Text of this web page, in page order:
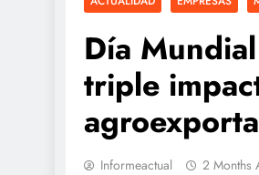
Día
triple
Informeactual 2 Months